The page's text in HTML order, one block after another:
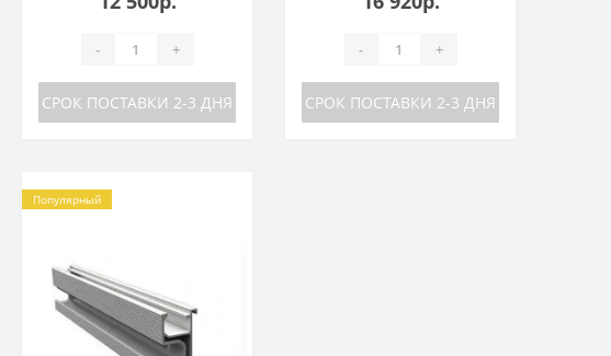
- +
СРОК ПОСТАВКИ 2-3 ДНЯ
- +
СРОК ПОСТАВКИ 2-3 ДНЯ
Популярный